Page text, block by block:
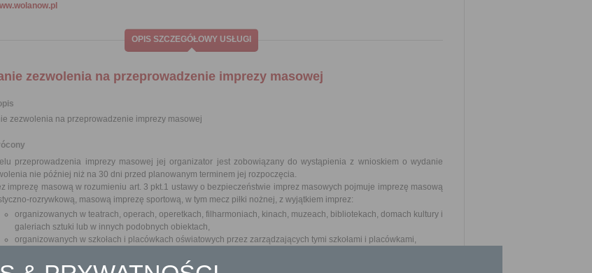
OPIS SZCZEGÓŁOWY USŁUGI
zezwolenia na przeprowadzenie imprezy masowej
zezwolenia na przeprowadzenie imprezy masowej
przeprowadzenia imprezy masowej jej organizator jest zobowiązany do wystąpienia z wnioskiem o wydanie
nie później niż na 30 dni przed planowanym terminem jej rozpoczęcia.
imprezę masową w rozumieniu art. 3 pkt.1 ustawy o bezpieczeństwie imprez masowych pojmuje imprezę masową
rozrywkową, masową imprezę sportową, w tym mecz piłki nożnej, z wyjątkiem imprez:
organizowanych w teatrach, operach, operetkach, filharmoniach, kinach, muzeach, bibliotekach, domach kultury i
galeriach sztuki lub w innych podobnych obiektach,
organizowanych w szkołach i placówkach oświatowych przez zarządzających tymi szkołami i placówkami,
sportowych organizowanych dla sportowców niepełnosprawnych,